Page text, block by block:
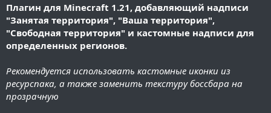
Плагин для Minecraft 1.21, добавляющий надписи
"Занятая территория", "Ваша территория",
"Свободная территория" и кастомные надписи для
определенных регионов.
Рекомендуется использовать кастомные иконки из
ресурспака, а также заменить текстуру боссбара на
прозрачную